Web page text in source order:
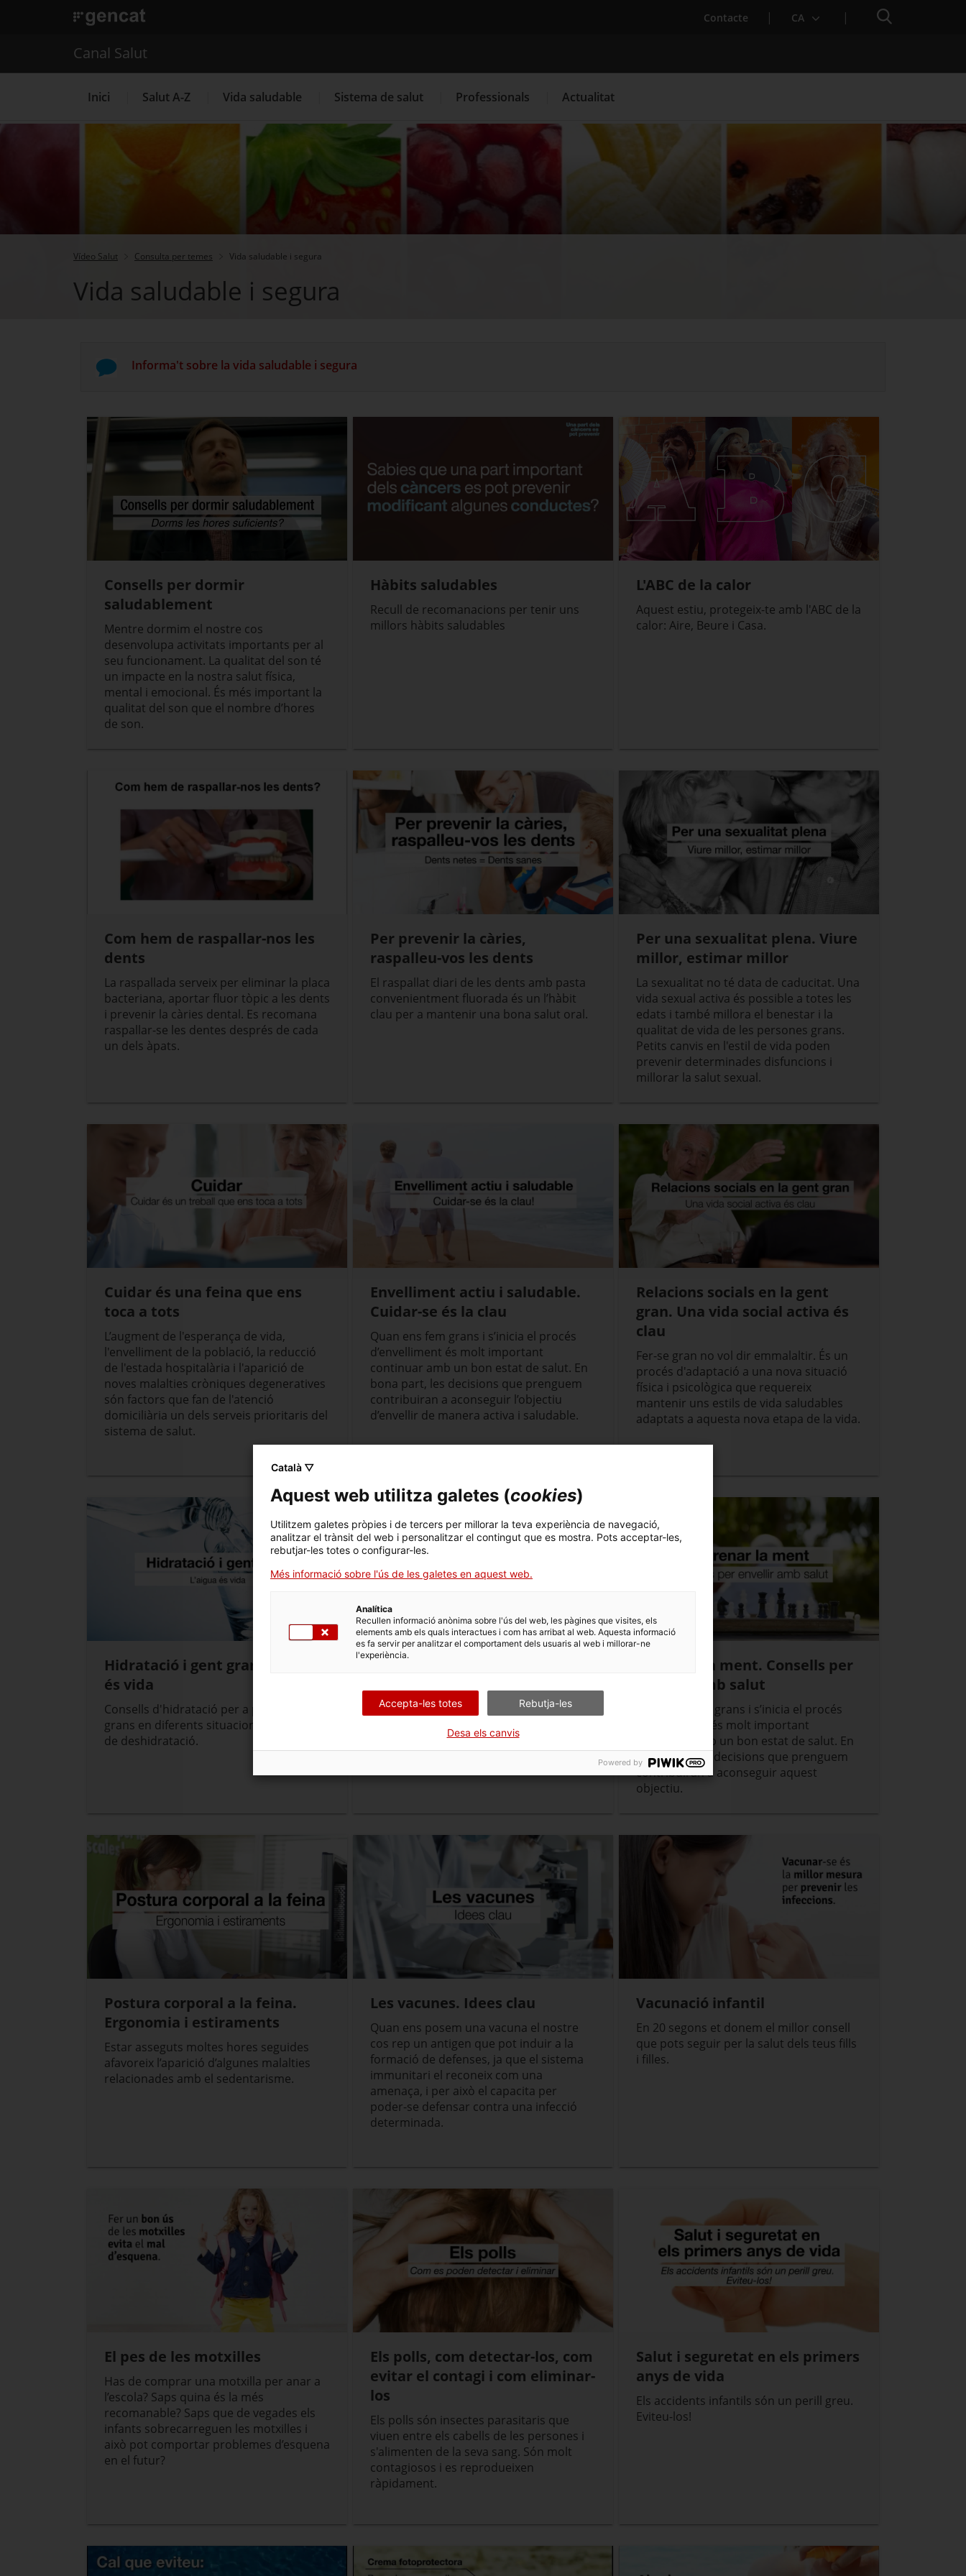
. Obre en una nova finestra. Contacte CA Cercador
Cercador
. Obre en una nova finestra.
Programació de visites al CAP La baixa mèdica
Canal Salut
Inici Salut A-Z Vida saludable Sistema de salut Professionals Actualitat
. Obre en una nova finestra.
Vídeo Salut Consulta per temes Vida saludable i segura
Vida saludable i segura
Informa't sobre la vida saludable i segura
Consells per dormir
saludablement
Mentre dormim el nostre cos
desenvolupa activitats importants per al
seu funcionament. La qualitat del son té
un impacte en la nostra salut física,
mental i emocional. És més important la
qualitat del son que el nombre d’hores
de son.
Hàbits saludables
Recull de recomanacions per tenir uns
millors hàbits saludables
L'ABC de la calor
Aquest estiu, protegeix-te amb l'ABC de la
calor: Aire, Beure i Casa.
Com hem de raspallar-nos les
dents
La raspallada serveix per eliminar la placa
bacteriana, aportar fluor tòpic a les dents
i prevenir la càries dental. Es recomana
raspallar-se les dentes després de cada
un dels àpats.
Per prevenir la càries,
raspalleu-vos les dents
El raspallat diari de les dents amb pasta
convenientment fluorada és un l’hàbit
clau per a mantenir una bona salut oral.
Per una sexualitat plena. Viure
millor, estimar millor
La sexualitat no té data de caducitat. Una
vida sexual activa és possible a totes les
edats i també millora el benestar i la
qualitat de vida de les persones grans.
Petits canvis en l'estil de vida poden
prevenir determinades disfuncions i
millorar la salut sexual.
Cuidar és una feina que ens
toca a tots
L’augment de l'esperança de vida,
l'envelliment de la població, la reducció
de l'estada hospitalària i l'aparició de
noves malalties cròniques degeneratives
són factors que fan de l'atenció
domiciliària un dels serveis prioritaris del
sistema de salut.
Envelliment actiu i saludable.
Cuidar-se és la clau
Quan ens fem grans i s’inicia el procés
d’envelliment és molt important
continuar amb un bon estat de salut. En
bona part, les decisions que prenguem
contribuiran a aconseguir l’objectiu
d’envellir de manera activa i saludable.
Relacions socials en la gent
gran. Una vida social activa és
clau
Fer-se gran no vol dir emmalaltir. És un
procés d'adaptació a una nova situació
física i psicològica que requereix
mantenir uns estils de vida saludables
adaptats a aquesta nova etapa de la vida.
Hidratació i gent gran. L'aigua
és vida
Consells d'hidratació per a persones
grans en diferents situacions de més risc
de deshidratació.
Gent gran segura i saludable
Consells per prevenir les caigudes i
accidents domèstics de la gent gran a la
Entrenar la ment. Consells per
envellir amb salut
Quan ens fem grans i s’inicia el procés
d’envelliment és molt important
continuar amb un bon estat de salut. En
bona part, les decisions que prenguem
contribuiran a aconseguir aquest
objectiu.
Postura corporal a la feina.
Ergonomia i estiraments
Estar asseguts moltes hores seguides
afavoreix l’aparició d’algunes malalties
relacionades amb el sedentarisme.
Les vacunes. Idees clau
Quan ens posem una vacuna el nostre
cos rep un antigen que pot induir a la
formació de defenses, ja que el sistema
immunitari el reconeix com una
amenaça, i per això el capacita per
poder-se defensar contra una infecció
determinada.
Vacunació infantil
En 20 segons et donem el millor consell
que pots seguir per la salut dels teus fills
i filles.
El pes de les motxilles
Has de comprar una motxilla per anar a
l’escola? Saps quina és la més
recomanable? Saps que de vegades els
infants sobrecarreguen les motxilles i
això pot comportar problemes d’esquena
en el futur?
Els polls, com detectar-los, com
evitar el contagi i com eliminar-
los
Els polls són insectes parasitaris que
viuen entre els cabells de les persones i
s'alimenten de la seva sang. Són molt
contagiosos i es reprodueixen
ràpidament.
Salut i seguretat en els primers
anys de vida
Els accidents infantils són un perill greu.
Eviteu-los!
Català ▽
Aquest web utilitza galetes (cookies)
Utilitzem galetes pròpies i de tercers per millorar la teva experiència de navegació,
analitzar el trànsit del web i personalitzar el contingut que es mostra. Pots acceptar-les,
rebutjar-les totes o configurar-les.
Més informació sobre l'ús de les galetes en aquest web.
Analítica
Recullen informació anònima sobre l'ús del web, les pàgines que visites, els
elements amb els quals interactues i com has arribat al web. Aquesta informació
es fa servir per analitzar el comportament dels usuaris al web i millorar-ne
l'experiència.
Accepta-les totes Rebutja-les
Desa els canvis
Powered by